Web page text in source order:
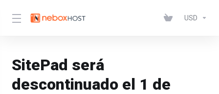
USD
SitePad será
descontinuado el 1 de